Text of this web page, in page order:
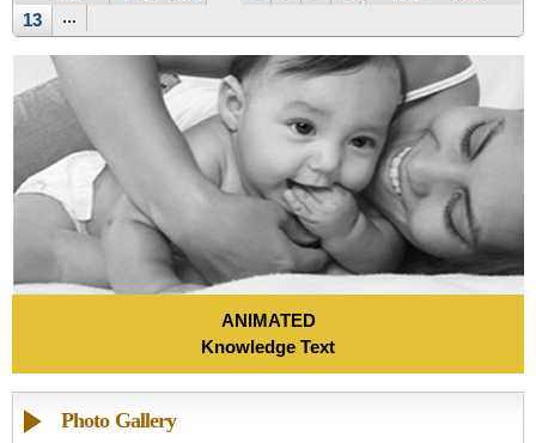
13
…
ANIMATED
Knowledge Text
Photo Gallery